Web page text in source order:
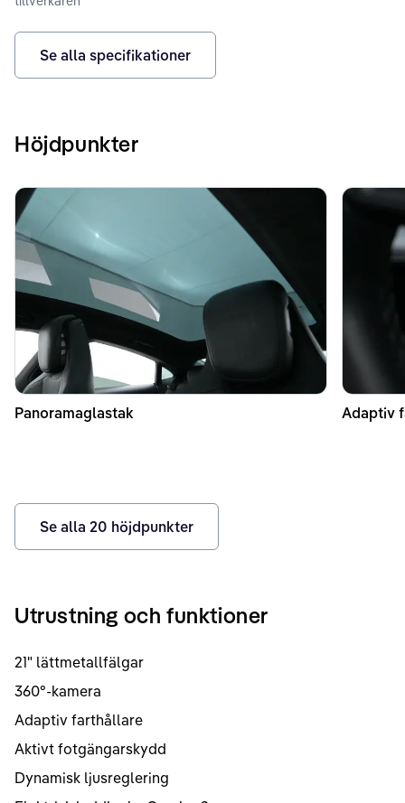
Se alla specifikationer
Höjdpunkter
Panoramaglastak Adaptiv
Se alla 20 höjdpunkter
Utrustning och funktioner
21" lättmetallfälgar
360°-kamera
Adaptiv farthållare
Aktivt fotgängarskydd
Dynamisk ljusreglering